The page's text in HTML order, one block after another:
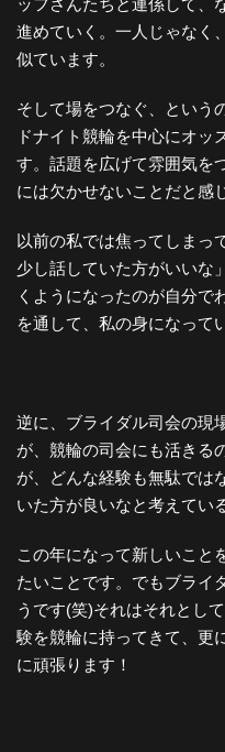
進めていく。一人じゃなく
似ています。
そして場をつなぐ、という
ドナイト競輪を中心にオッ
す。話題を広げて雰囲気を
には欠かせないことだと感
以前の私では焦ってしまっ
少し話していた方がいいな
くようになったのが自分で
を通して、私の身になって
逆に、ブライダル司会の現
が、競輪の司会にも活きる
が、どんな経験も無駄では
いた方が良いなと考えてい
この年になって新しいこと
たいことです。でもブライ
うです(笑)それはそれとし
験を競輪に持ってきて、更
に頑張ります！